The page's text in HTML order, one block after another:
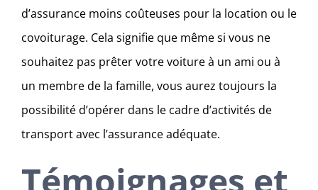
d’assurance moins coûteuses pour la location ou le
covoiturage. Cela signifie que même si vous ne
souhaitez pas prêter votre voiture à un ami ou à
un membre de la famille, vous aurez toujours la
possibilité d’opérer dans le cadre d’activités de
transport avec l’assurance adéquate.
Témoignages et